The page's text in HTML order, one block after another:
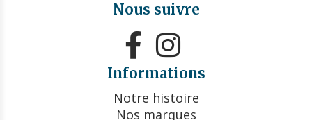
Nous suivre
 
Informations
Notre histoire
Nos marques